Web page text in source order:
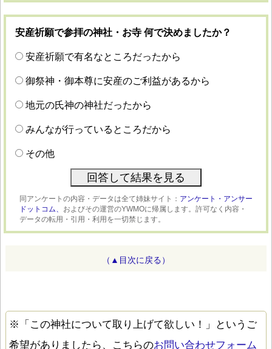
安産祈願で参拝の神社・お寺 何で決めましたか？
安産祈願で有名なところだったから
御祭神・御本尊に安産のご利益があるから
地元の氏神の神社だったから
みんなが行っているところだから
その他
同アンケートの内容・データは全て姉妹サイト： アンケート・アンサー
ドットコム、 およびその運営のYWMOに帰属します。許可なく内容・
データの転用・引用・利用を一切禁じます。
（▲目次に戻る）
※「この神社について取り上げて欲しい！」というご
希望がありましたら、こちらのお問い合わせフォーム